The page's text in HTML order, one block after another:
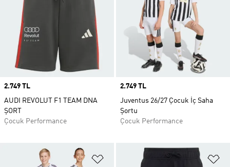
Price
2.749 TL
AUDI REVOLUT F1 TEAM DNA
ŞORT
Çocuk Performance
Price
2.749 TL
Juventus 26/27 Çocuk İç Saha
Şortu
Çocuk Performance
Favori Listesine Ekle